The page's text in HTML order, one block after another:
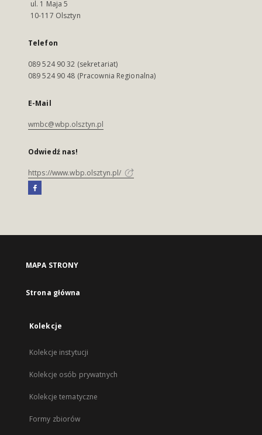
ul. 1 Maja 5
10-117 Olsztyn
Telefon
089 524 90 32 (sekretariat)
089 524 90 48 (Pracownia Regionalna)
E-Mail
wmbc@wbp.olsztyn.pl
Odwiedź nas!
https://www.wbp.olsztyn.pl/
MAPA STRONY
Strona główna
Kolekcje
Kolekcje instytucji
Kolekcje osób prywatnych
Kolekcje tematyczne
Formy zbiorów